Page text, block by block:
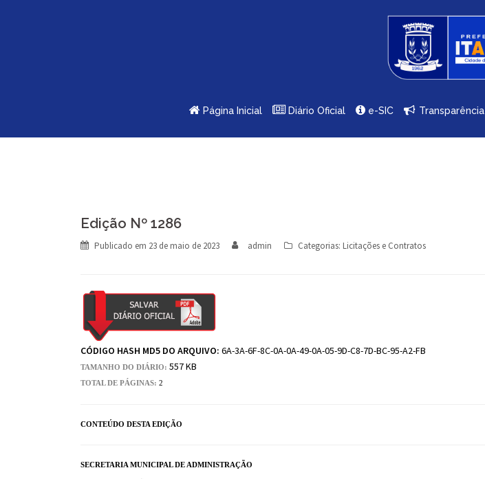
Página Inicial Diário Oficial e-SIC Transparência
Edição Nº 1286
Publicado em 23 de maio de 2023 admin Categorias: Licitações e Contratos
CÓDIGO HASH MD5 DO ARQUIVO: 6A-3A-6F-8C-0A-0A-49-0A-05-9D-C8-7D-BC-95-A2-FB
TAMANHO DO DIÁRIO: 557 KB
TOTAL DE PÁGINAS: 2
CONTEÚDO DESTA EDIÇÃO
SECRETARIA MUNICIPAL DE ADMINISTRAÇÃO